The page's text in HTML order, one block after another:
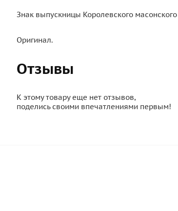
Знак выпускницы Королевского
Оригинал.
Отзывы
К этому товару еще нет отзывов,
поделись своими впечатлениями первым!